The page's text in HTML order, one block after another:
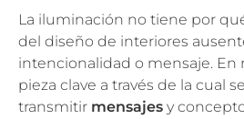
La iluminación no tiene por
del diseño de interiores
intencionalidad o mensaje. En
pieza clave a través de la cual
transmitir mensajes y